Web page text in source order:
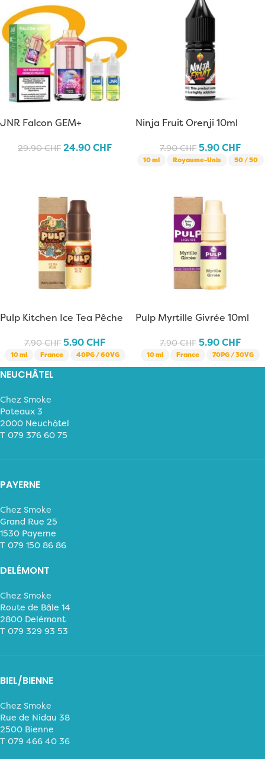
JNR Falcon GEM+
29.90CHF 24.90CHF
Ninja Fruit Orenji 10ml
7.90CHF 5.90CHF
10 ml Royaume-Unis 50 / 50
Pulp Kitchen Ice Tea Pêche
7.90CHF 5.90CHF
10 ml France 40PG / 60VG
Pulp Myrtille Givrée 10ml
7.90CHF 5.90CHF
10 ml France 70PG / 30VG
NEUCHÂTEL
Chez Smoke
Poteaux 3
2000 Neuchâtel
T 079 376 60 75
PAYERNE
Chez Smoke
Grand Rue 25
1530 Payerne
T 079 150 86 86
DELÉMONT
Chez Smoke
Route de Bâle 14
2800 Delémont
T 079 329 93 53
BIEL/BIENNE
Chez Smoke
Rue de Nidau 38
2500 Bienne
T 079 466 40 36